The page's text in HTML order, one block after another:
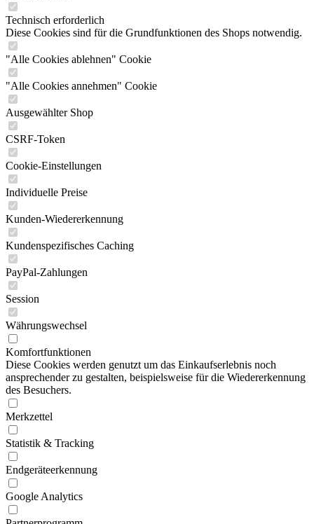
Technisch erforderlich
Diese Cookies sind für die Grundfunktionen des Shops notwendig.
"Alle Cookies ablehnen" Cookie
"Alle Cookies annehmen" Cookie
Ausgewählter Shop
CSRF-Token
Cookie-Einstellungen
Individuelle Preise
Kunden-Wiedererkennung
Kundenspezifisches Caching
PayPal-Zahlungen
Session
Währungswechsel
Komfortfunktionen
Diese Cookies werden genutzt um das Einkaufserlebnis noch
ansprechender zu gestalten, beispielsweise für die Wiedererkennung
des Besuchers.
Merkzettel
Statistik & Tracking
Endgeräteerkennung
Google Analytics